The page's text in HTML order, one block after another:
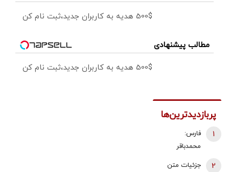
500$ هدیه به کاربران جدید،ثبت نام کن
مطالب پیشنهادی
500$ هدیه به کاربران جدید،ثبت نام کن
پربازدیدترین‌ها
فارس:
محمدباقر
1
جزئیات متن 2